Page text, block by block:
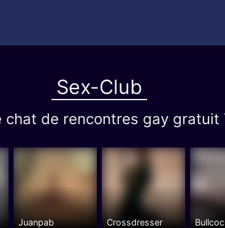
Sex-Club
de rencontres gay gratuit
Juanpab Crossdresser